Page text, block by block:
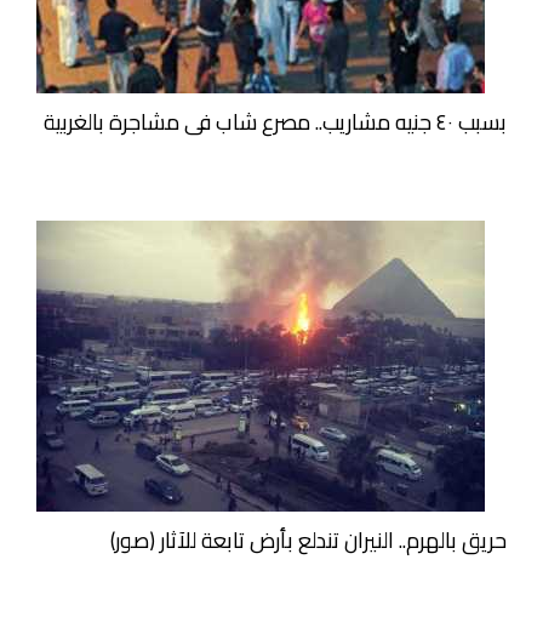
بسبب ٤٠ جنيه مشاريب.. مصرع شاب فى مشاجرة بالغربية
حريق بالهرم.. النيران تندلع بأرض تابعة للآثار (صور)